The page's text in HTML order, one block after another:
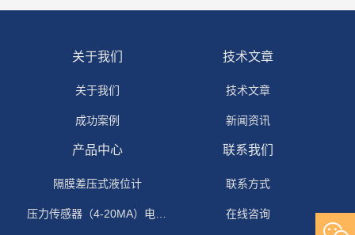
关于我们
关于我们
成功案例
技术文章
技术文章
新闻资讯
产品中心
隔膜差压式液位计
压力传感器（4-20MA）电流输出
联系我们
联系方式
在线咨询